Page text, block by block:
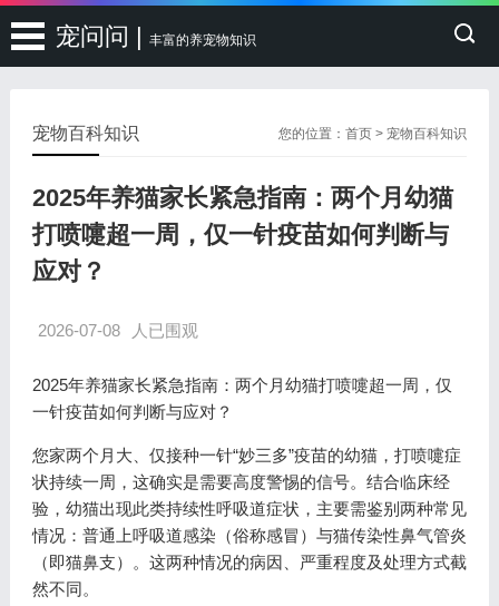
宠问问 | 丰富的养宠物知识
您的位置：首页 >宠物百科知识
宠物百科知识
2025年养猫家长紧急指南：两个月幼猫
打喷嚏超一周，仅一针疫苗如何判断与
应对？
2026-07-08 人已围观
2025年养猫家长紧急指南：两个月幼猫打喷嚏超一周，仅
一针疫苗如何判断与应对？
您家两个月大、仅接种一针“妙三多”疫苗的幼猫，打喷嚏症
状持续一周，这确实是需要高度警惕的信号。结合临床经
验，幼猫出现此类持续性呼吸道症状，主要需鉴别两种常见
情况：普通上呼吸道感染（俗称感冒）与猫传染性鼻气管炎
（即猫鼻支）。这两种情况的病因、严重程度及处理方式截
然不同。